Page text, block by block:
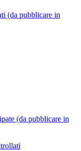
(da pubblicare in
(da pubblicare in